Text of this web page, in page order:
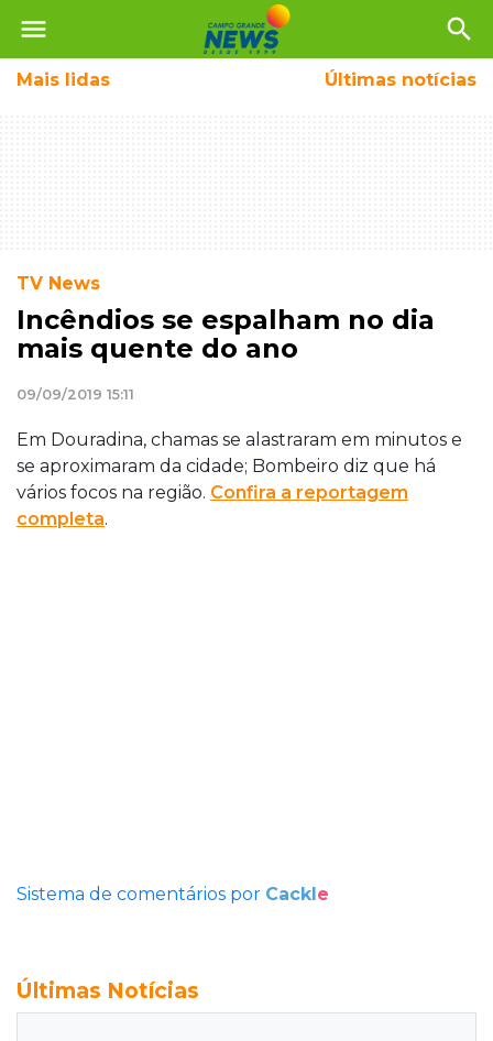
menu search
Mais lidas Últimas notícias
TV News
Incêndios se espalham no dia
mais quente do ano
09/09/2019 15:11
Em Douradina, chamas se alastraram em minutos e
se aproximaram da cidade; Bombeiro diz que há
vários focos na região. Confira a reportagem
completa.
Sistema de comentários por Cackle
Últimas Notícias